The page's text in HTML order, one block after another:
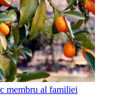
membru al familiei